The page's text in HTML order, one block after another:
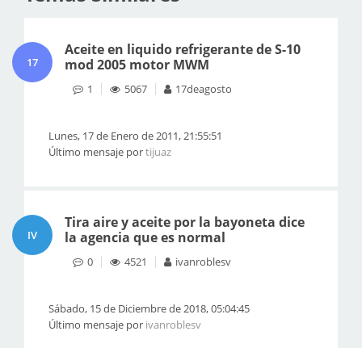
17
Aceite en liquido refrigerante de S-10
mod 2005 motor MWM
1 5067 17deagosto
Lunes, 17 de Enero de 2011, 21:55:51
Último mensaje portijuaz
IV
Tira aire y aceite por la bayoneta dice
la agencia que es normal
0 4521 ivanroblesv
Sábado, 15 de Diciembre de 2018, 05:04:45
Último mensaje por ivanroblesv